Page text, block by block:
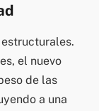
el nuevo
de las
a una